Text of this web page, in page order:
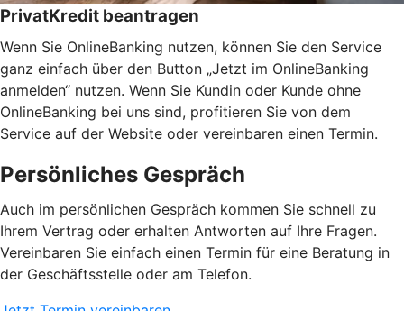
PrivatKredit beantragen
Wenn Sie OnlineBanking nutzen, können Sie den Service
ganz einfach über den Button „Jetzt im OnlineBanking
anmelden“ nutzen. Wenn Sie Kundin oder Kunde ohne
OnlineBanking bei uns sind, profitieren Sie von dem
Service auf der Website oder vereinbaren einen Termin.
Persönliches Gespräch
Auch im persönlichen Gespräch kommen Sie schnell zu
Ihrem Vertrag oder erhalten Antworten auf Ihre Fragen.
Vereinbaren Sie einfach einen Termin für eine Beratung in
der Geschäftsstelle oder am Telefon.